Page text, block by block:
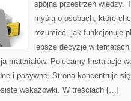
spójną przestrzeń wiedzy.
myślą o osobach, które
rozumieć, jak funkcjonuje
lepsze decyzje w
materiałów. Polecamy Instalacje
i pasywne. Strona koncentruje
wskazówki. W treściach […]